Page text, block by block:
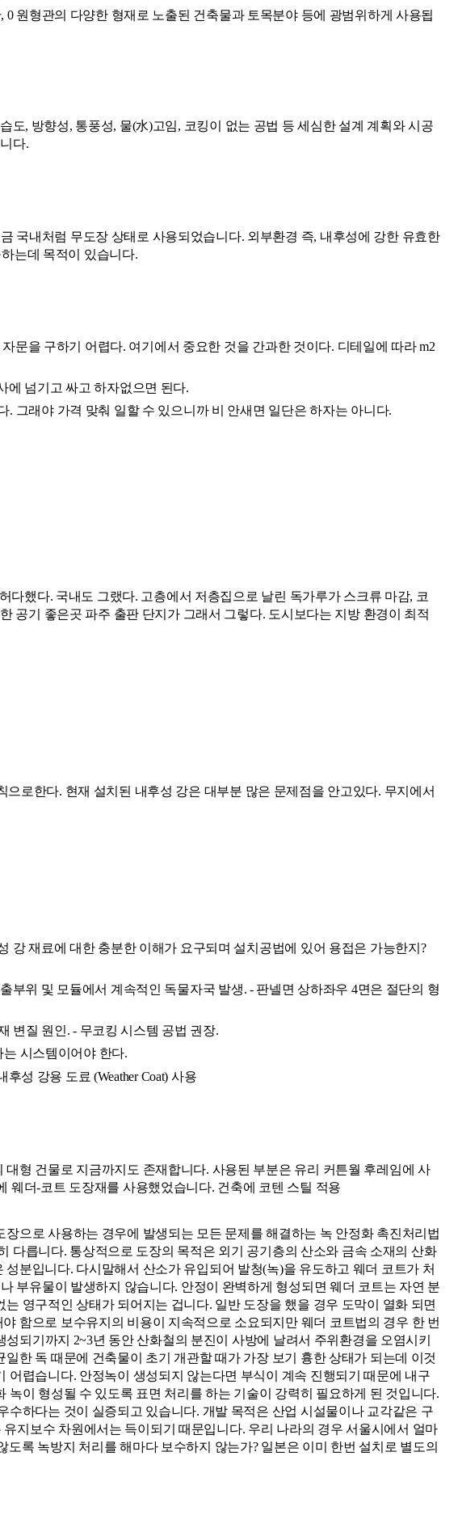
원형관의 다양한 형재로 노출된 건축물과 토목분야 등에 광범위하게 사용됩
도, 방향성, 통풍성, 물(水)고임, 코킹이 없는 공법 등 세심한 설계 계획와 시공
다.
국내처럼 무도장 상태로 사용되었습니다. 외부환경 즉, 내후성에 강한 유효한
는데 목적이 있습니다.
문을 구하기 어렵다. 여기에서 중요한 것을 간과한 것이다. 디테일에 따라 m2
에 넘기고 싸고 하자없으면 된다.
그래야 가격 맞춰 일할 수 있으니까 비 안새면 일단은 하자는 아니다.
했다. 국내도 그랬다. 고층에서 저층집으로 날린 독가루가 스크류 마감, 코
공기 좋은곳 파주 출판 단지가 그래서 그렇다. 도시보다는 지방 환경이 최적
로한다. 현재 설치된 내후성 강은 대부분 많은 문제점을 안고있다. 무지에서
강 재료에 대한 충분한 이해가 요구되며 설치공법에 있어 용접은 가능한지?
부위 및 모듈에서 계속적인 독물자국 발생. - 판넬면 상하좌우 4면은 절단의 형
변질 원인. - 무코킹 시스템 공법 권장.
시스템이어야 한다.
성 강용 도료 (Weather Coat) 사용
형 건물로 지금까지도 존재합니다. 사용된 부분은 유리 커튼월 후레임에 사
웨더-코트 도장재를 사용했었습니다. 건축에 코텐 스틸 적용
으로 사용하는 경우에 발생되는 모든 문제를 해결하는 녹 안정화 촉진처리법
다릅니다. 통상적으로 도장의 목적은 외기 공기층의 산소와 금속 소재의 산화
분입니다. 다시말해서 산소가 유입되어 발청(녹)을 유도하고 웨더 코트가 처
부유물이 발생하지 않습니다. 안정이 완벽하게 형성되면 웨더 코트는 자연 분
영구적인 상태가 되어지는 겁니다. 일반 도장을 했을 경우 도막이 열화 되면
함으로 보수유지의 비용이 지속적으로 소요되지만 웨더 코트법의 경우 한 번
되기까지 2~3년 동안 산화철의 분진이 사방에 날려서 주위환경을 오염시키
한 독 때문에 건축물이 초기 개관할 때가 가장 보기 흉한 상태가 되는데 이것
렵습니다. 안정녹이 생성되지 않는다면 부식이 계속 진행되기 때문에 내구
이 형성될 수 있도록 표면 처리를 하는 기술이 강력히 필요하게 된 것입니다.
하다는 것이 실증되고 있습니다. 개발 목적은 산업 시설물이나 교각같은 구
지보수 차원에서는 득이되기 때문입니다. 우리 나라의 경우 서울시에서 얼마
록 녹방지 처리를 해마다 보수하지 않는가? 일본은 이미 한번 설치로 별도의